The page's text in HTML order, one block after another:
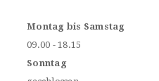
Montag bis Samstag
09.00 - 18.15
Sonntag